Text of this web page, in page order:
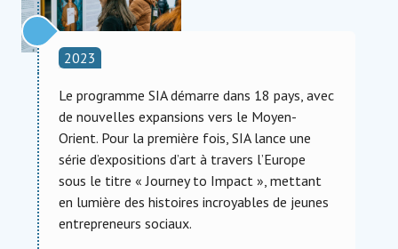
2023
Le programme SIA démarre dans 18 pays, avec
de nouvelles expansions vers le Moyen-
Orient. Pour la première fois, SIA lance une
série d’expositions d’art à travers l’Europe
sous le titre « Journey to Impact », mettant
en lumière des histoires incroyables de jeunes
entrepreneurs sociaux.